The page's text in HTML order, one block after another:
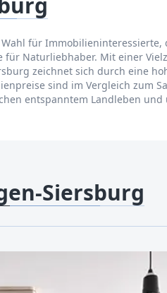
für
Naturliebhaber. Mit einer
zeichnet sich durch eine
sind im Vergleich zum
entspanntem Landleben
Siersburg